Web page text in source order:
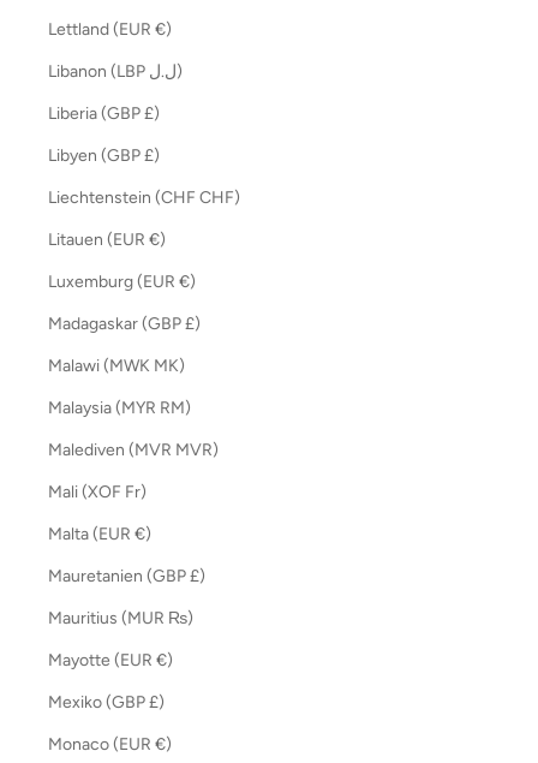
Lettland (EUR €)
Libanon (LBP ل.ل)
Liberia (GBP £)
Libyen (GBP £)
Liechtenstein (CHF CHF)
Litauen (EUR €)
Luxemburg (EUR €)
Madagaskar (GBP £)
Malawi (MWK MK)
Malaysia (MYR RM)
Malediven (MVR MVR)
Mali (XOF Fr)
Malta (EUR €)
Mauretanien (GBP £)
Mauritius (MUR ₨)
Mayotte (EUR €)
Mexiko (GBP £)
Monaco (EUR €)